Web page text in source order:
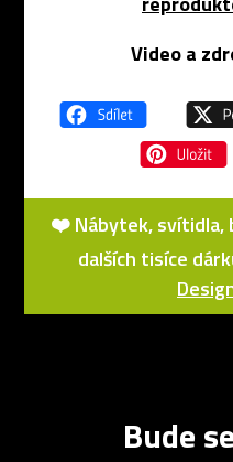
Video a
❤️ Nábytek, svítidla,
dalších tisíce
Bude